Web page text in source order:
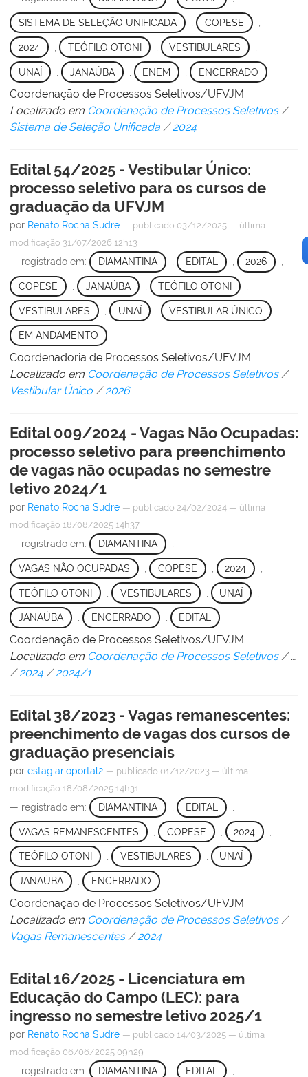
SISTEMA DE SELEÇÃO UNIFICADA COPESE
2024 TEÓFILO OTONI VESTIBULARES
UNAÍ JANAÚBA ENEM , ENCERRADO
Coordenação de Processos Seletivos/UFVJM
Localizado em Coordenação de Processos Seletivos /
Sistema de Seleção Unificada /2024
Edital 54/2025 - Vestibular Único:
processo seletivo para os cursos de
graduação da UFVJM
por Renato Rocha Sudre — publicado 03/12/2025 — última
modificação 31/07/2026 12h13
— registrado em: DIAMANTINA , EDITAL , 2026 ,
COPESE JANAÚBA TEÓFILO OTONI
VESTIBULARES UNAÍ VESTIBULAR ÚNICO
EM ANDAMENTO
Coordenadoria de Processos Seletivos/UFVJM
Localizado em Coordenação de Processos Seletivos /
Vestibular Único /2026
Edital 009/2024 - Vagas Não Ocupadas:
processo seletivo para preenchimento
de vagas não ocupadas no semestre
letivo 2024/1
por Renato Rocha Sudre — publicado 24/02/2024 — última
modificação 18/08/2025 14h37
— registrado em: DIAMANTINA
VAGAS NÃO OCUPADAS COPESE 2024
TEÓFILO OTONI VESTIBULARES UNAÍ
JANAÚBA , ENCERRADO , EDITAL
Coordenação de Processos Seletivos/UFVJM
Localizado em Coordenação de Processos Seletivos /…
/2024 /2024/1
Edital 38/2023 - Vagas remanescentes:
preenchimento de vagas dos cursos de
graduação presenciais
por estagiarioportal2 — publicado 01/12/2023 — última
modificação 18/08/2025 14h31
— registrado em: DIAMANTINA EDITAL
VAGAS REMANESCENTES COPESE 2024
TEÓFILO OTONI , VESTIBULARES , UNAÍ ,
JANAÚBA ENCERRADO
Coordenação de Processos Seletivos/UFVJM
Localizado em Coordenação de Processos Seletivos /
Vagas Remanescentes /2024
Edital 16/2025 - Licenciatura em
Educação do Campo (LEC): para
ingresso no semestre letivo 2025/1
por Renato Rocha Sudre — publicado 14/03/2025 — última
modificação 06/06/2025 09h29
— registrado em: DIAMANTINA EDITAL